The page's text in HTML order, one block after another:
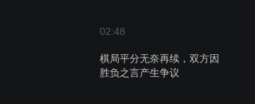
02:48
棋局平分无奈再续，双方因
胜负之言产生争议